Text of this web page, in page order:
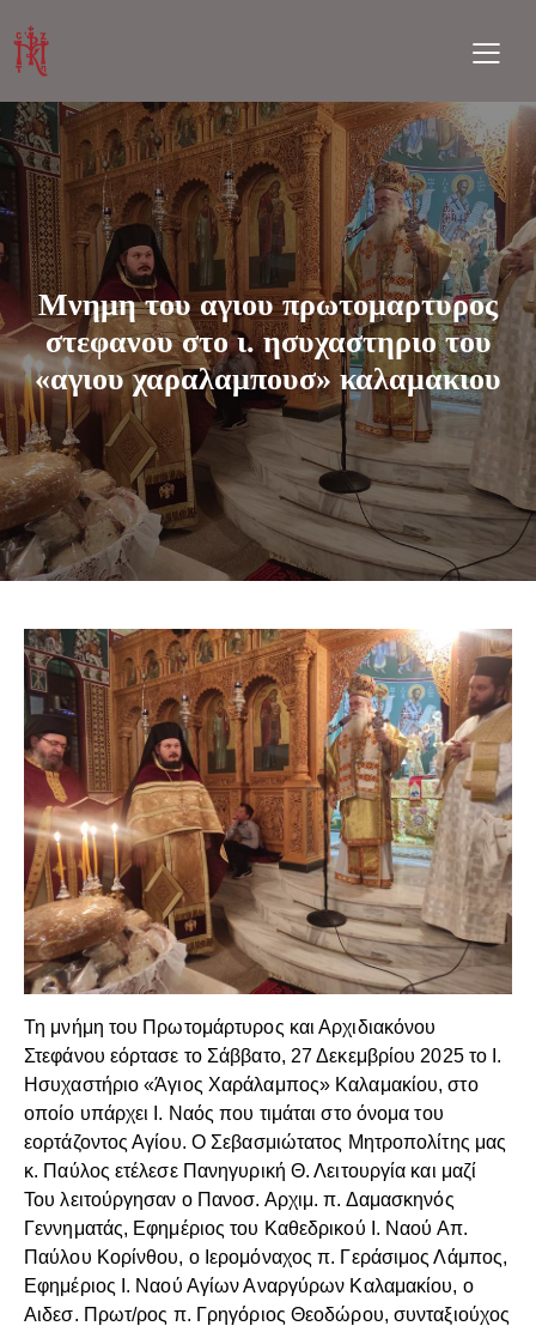
Μνημη του αγιου πρωτομαρτυρος
στεφανου στο ι. ησυχαστηριο του
«αγιου χαραλαμπουσ» καλαμακιου
Τη μνήμη του Πρωτομάρτυρος και Αρχιδιακόνου
Στεφάνου εόρτασε το Σάββατο, 27 Δεκεμβρίου 2025 το Ι.
Ησυχαστήριο «Άγιος Χαράλαμπος» Καλαμακίου, στο
οποίο υπάρχει Ι. Ναός που τιμάται στο όνομα του
εορτάζοντος Αγίου. Ο Σεβασμιώτατος Μητροπολίτης μας
κ. Παύλος ετέλεσε Πανηγυρική Θ. Λειτουργία και μαζί
Του λειτούργησαν ο Πανοσ. Αρχιμ. π. Δαμασκηνός
Γεννηματάς, Εφημέριος του Καθεδρικού Ι. Ναού Απ.
Παύλου Κορίνθου, ο Ιερομόναχος π. Γεράσιμος Λάμπος,
Εφημέριος Ι. Ναού Αγίων Αναργύρων Καλαμακίου, ο
Αιδεσ. Πρωτ/ρος π. Γρηγόριος Θεοδώρου, συνταξιούχος